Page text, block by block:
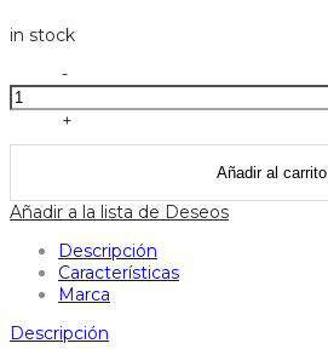
in stock
-
sylvain
coneja
cantidad
+
Añadir al carrito
Añadir a la lista de Deseos
Descripción
Características
Marca
Descripción